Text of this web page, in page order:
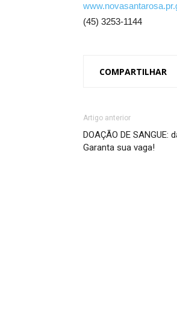
(45) 3253-1144
COMPARTILHAR
Artigo anterior
DOAÇÃO DE SANGUE:
Garanta sua vaga!